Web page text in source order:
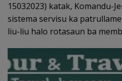
15032023) katak, Komandu-
sistema servisu ka
liu-liu halo rotasaun ba